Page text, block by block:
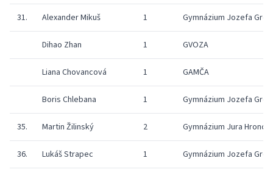
31. Alexander Mikuš 1 Gymnázium Jozefa
Dihao Zhan 1 GVOZA
Liana Chovancová 1 GAMČA
Boris Chlebana 1 Gymnázium Jozefa
35. Martin Žilinský 2 Gymnázium Jura Hronca
36. Lukáš Strapec 1 Gymnázium Jozefa